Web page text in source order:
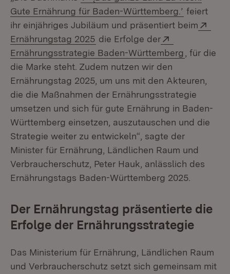
Gute Ernährung für Baden-Württemberg.’ (Öffnet in
feiert
ihr einjähriges Jubiläum und präsentiert beim
Ernährungstag 2025 (Öffnet in neuem Fenster)
die Erfolge der
Ernährungsstrategie Baden-Württemberg (Öffnet in
, für die
die Marke steht. Zudem nutzen wir den
Ernährungstag 2025, um uns mit den Akteuren,
die die Maßnahmen der Ernährungsstrategie
umsetzen und sich für gute Ernährung in Baden-
Württemberg einsetzen, auszutauschen und die
Strategie weiter zu entwickeln“, sagte der
Minister für Ernährung, Ländlichen Raum und
Verbraucherschutz, Peter Hauk, anlässlich des
Ernährungstags Baden-Württemberg 2025.
Der Ernährungstag präsentierte die
Erfolge der Ernährungsstrategie
Das Ministerium für Ernährung, Ländlichen Raum
und Verbraucherschutz setzt sich gemeinsam mit